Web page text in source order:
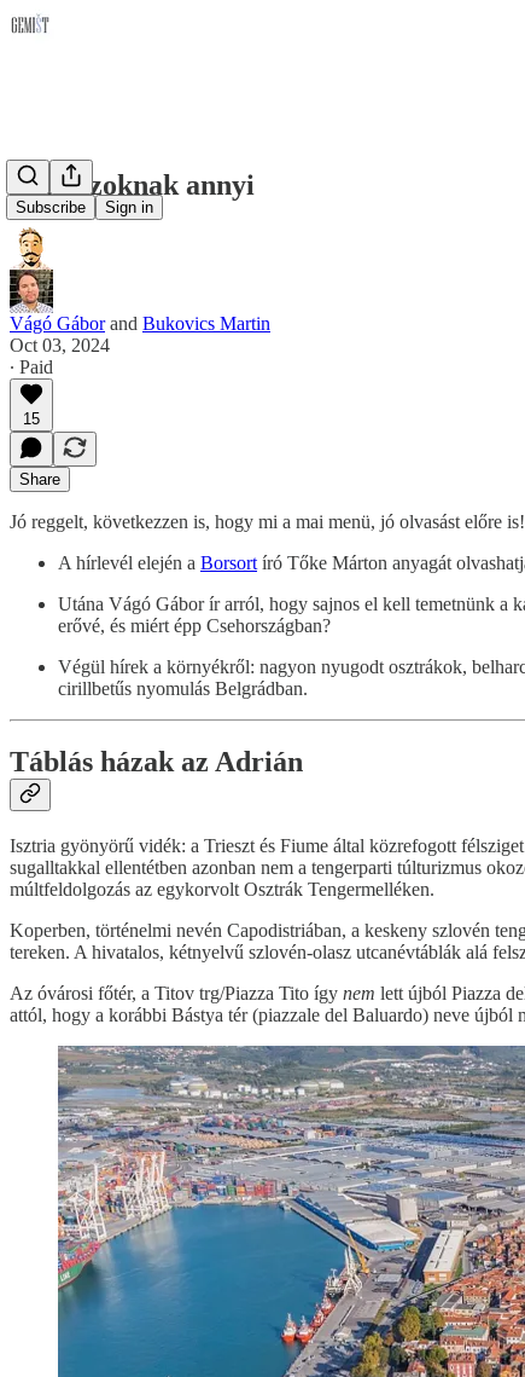
Subscribe Sign in
A kalózoknak annyi
Vágó Gáborand Bukovics Martin
Oct 03, 2024
∙ Paid
15
Share
Jó reggelt, következzen is, hogy mi a mai menü, jó olvasást előre is!
A hírlevél elején a Borsort író Tőke Márton anyagát
Utána Vágó Gábor ír arról, hogy sajnos el kell temetnünk a
erővé, és miért épp Csehországban?
Végül hírek a környékről: nagyon nyugodt osztrákok,
cirillbetűs nyomulás Belgrádban.
Táblás házak az Adrián
Isztria gyönyörű vidék: a Trieszt és Fiume által közrefogott
sugalltakkal ellentétben azonban nem a tengerparti túlturizmus
múltfeldolgozás az egykorvolt Osztrák Tengermelléken.
Koperben, történelmi nevén Capodistriában, a keskeny szlovén
tereken. A hivatalos, kétnyelvű szlovén-olasz utcanévtáblák alá
Az óvárosi főtér, a Titov trg/Piazza Tito így nem lett újból Piazza
attól, hogy a korábbi Bástya tér (piazzale del Baluardo) neve újból